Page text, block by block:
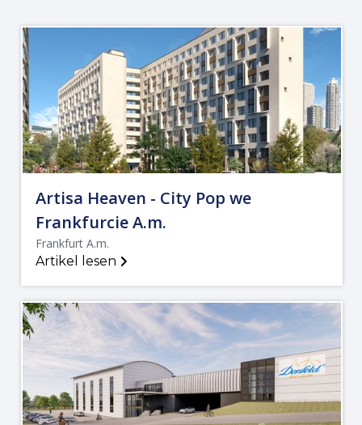
Artisa Heaven - City Pop we
Frankfurcie A.m.
Frankfurt A.m.
Artikel lesen